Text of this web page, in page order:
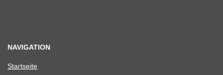
NAVIGATION
Start­seite